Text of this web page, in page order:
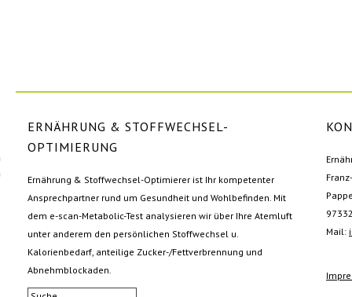
ERNÄHRUNG & STOFFWECHSEL-
OPTIMIERUNG
Ernährung & Stoffwechsel-Optimierer ist Ihr kompetenter
Ansprechpartner rund um Gesundheit und Wohlbefinden. Mit
dem e-scan-Metabolic-Test analysieren wir über Ihre Atemluft
unter anderem den persönlichen Stoffwechsel u.
Kalorienbedarf, anteilige Zucker-/Fettverbrennung und
Abnehmblockaden.
Mail: